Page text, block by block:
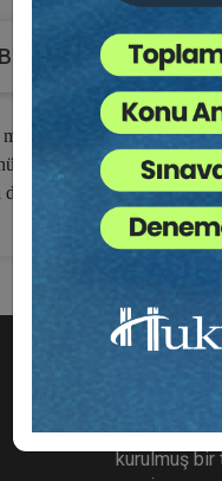
Bu Kitap İçin Kaç
mesleğinin icrasında
aldığımızda
çekerek durumun
kurulmuş bir